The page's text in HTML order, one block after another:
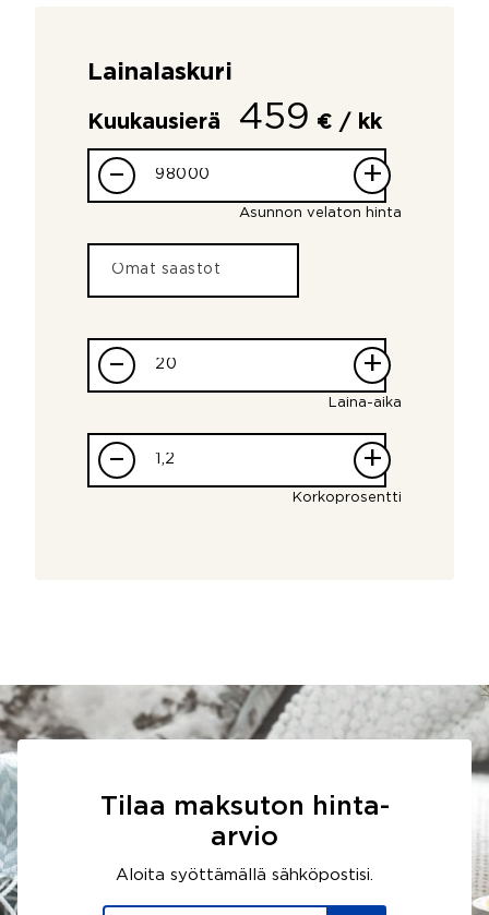
Lainalaskuri
Kuukausierä 459 € / kk
– +
Asunnon velaton hinta
– +
Laina-aika
– +
Korkoprosentti
Tilaa maksuton hinta-
arvio
Aloita syöttämällä sähköpostisi.